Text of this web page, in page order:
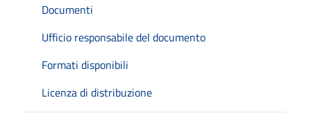
Documenti
Ufficio responsabile del documento
Formati disponibili
Licenza di distribuzione